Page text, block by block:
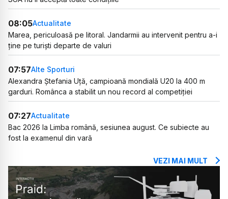
08:05Actualitate
Marea, periculoasă pe litoral. Jandarmii au intervenit pentru a-i
ține pe turiști departe de valuri
07:57Alte Sporturi
Alexandra Ștefania Uță, campioană mondială U20 la 400 m
garduri. Românca a stabilit un nou record al competiției
07:27Actualitate
Bac 2026 la Limba română, sesiunea august. Ce subiecte au
fost la examenul din vară
VEZI MAI MULT